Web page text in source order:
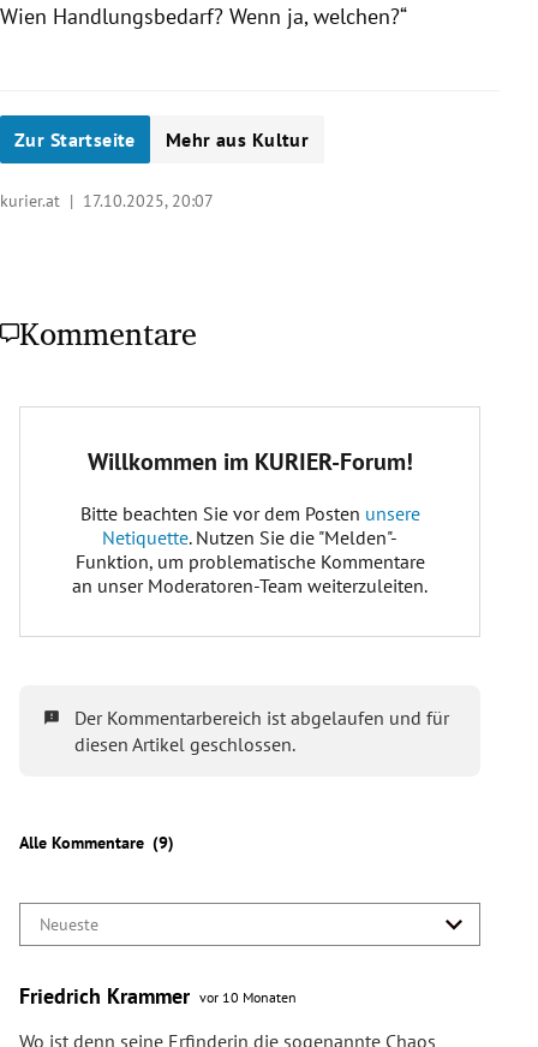
Wien Handlungsbedarf? Wenn ja, welchen?“
Zur Startseite Mehr aus Kultur
kurier.at | 17.10.2025, 20:07
Kommentare